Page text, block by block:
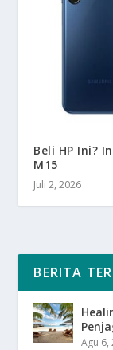
Beli HP Ini?
M15
Juli 2, 2026
BERITA
Agu 6,